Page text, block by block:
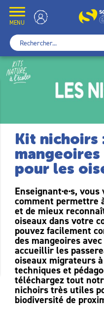
content
MENU
École
Rechercher :
Kit nichoirs
pour les
Enseignant·e·s,
comment permettre
et de mieux
oiseaux dans votre
pouvez facilement
des mangeoires
accueillir les
oiseaux migrateurs
techniques et
téléchargez tout
nichoirs très utiles
biodiversité de